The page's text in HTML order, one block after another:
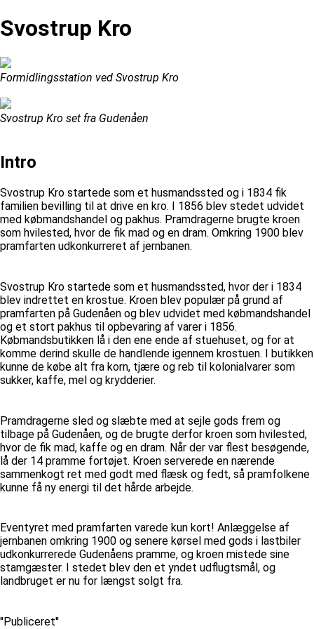
Svostrup Kro
Formidlingsstation ved Svostrup Kro
Svostrup Kro set fra Gudenåen
Intro
Svostrup Kro startede som et husmandssted og i 1834 fik
familien bevilling til at drive en kro. I 1856 blev stedet udvidet
med købmandshandel og pakhus. Pramdragerne brugte kroen
som hvilested, hvor de fik mad og en dram. Omkring 1900 blev
pramfarten udkonkurreret af jernbanen.
Svostrup Kro startede som et husmandssted, hvor der i 1834
blev indrettet en krostue. Kroen blev populær på grund af
pramfarten på Gudenåen og blev udvidet med købmandshandel
og et stort pakhus til opbevaring af varer i 1856.
Købmandsbutikken lå i den ene ende af stuehuset, og for at
komme derind skulle de handlende igennem krostuen. I butikken
kunne de købe alt fra korn, tjære og reb til kolonialvarer som
sukker, kaffe, mel og krydderier.
Pramdragerne sled og slæbte med at sejle gods frem og
tilbage på Gudenåen, og de brugte derfor kroen som hvilested,
hvor de fik mad, kaffe og en dram. Når der var flest besøgende,
lå der 14 pramme fortøjet. Kroen serverede en nærende
sammenkogt ret med godt med flæsk og fedt, så pramfolkene
kunne få ny energi til det hårde arbejde.
Eventyret med pramfarten varede kun kort! Anlæggelse af
jernbanen omkring 1900 og senere kørsel med gods i lastbiler
udkonkurrerede Gudenåens pramme, og kroen mistede sine
stamgæster. I stedet blev den et yndet udflugtsmål, og
landbruget er nu for længst solgt fra.
''Publiceret''